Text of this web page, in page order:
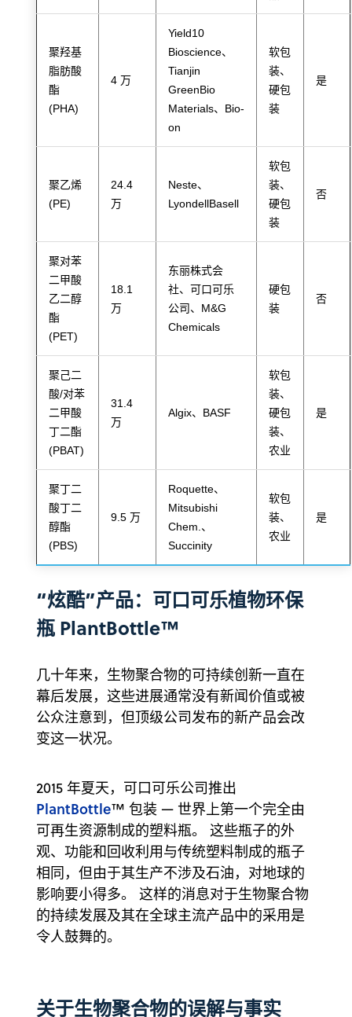
聚羟基
脂肪酸
酯
(PHA)
4 万
Yield10
Bioscience、
Tianjin
GreenBio
Materials、Bio-
on
软包
装、
硬包
装
是
聚乙烯
(PE)
24.4
万
Neste、
LyondellBasell
软包
装、
硬包
装
否
聚对苯
二甲酸
乙二醇
酯
(PET)
18.1
万
东丽株式会
社、可口可乐
公司、M&G
Chemicals
硬包
装
否
聚己二
酸/对苯
二甲酸
丁二酯
(PBAT)
31.4
万
Algix、BASF
软包
装、
硬包
装、
农业
是
聚丁二
酸丁二
醇酯
(PBS)
9.5 万
Roquette、
Mitsubishi
Chem.、
Succinity
软包
装、
农业
是
“炫酷”产品：可口可乐植物环保
瓶 PlantBottle™
几十年来，生物聚合物的可持续创新一直在
幕后发展，这些进展通常没有新闻价值或被
公众注意到，但顶级公司发布的新产品会改
变这一状况。
2015 年夏天，可口可乐公司推出
PlantBottle™ 包装 — 世界上第一个完全由
可再生资源制成的塑料瓶。 这些瓶子的外
观、功能和回收利用与传统塑料制成的瓶子
相同，但由于其生产不涉及石油，对地球的
影响要小得多。 这样的消息对于生物聚合物
的持续发展及其在全球主流产品中的采用是
令人鼓舞的。
关于生物聚合物的误解与事实